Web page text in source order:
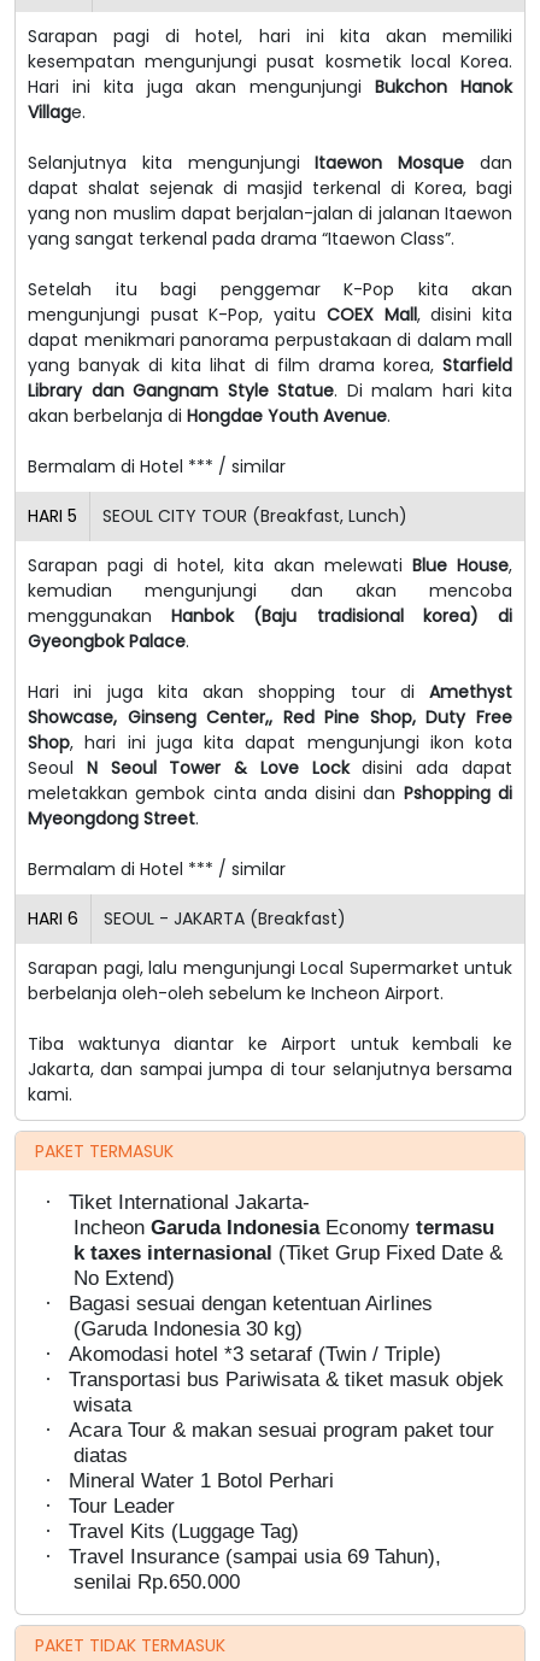
Sarapan pagi di hotel, hari ini kita akan memiliki
kesempatan mengunjungi pusat kosmetik local Korea.
Hari ini kita juga akan mengunjungiBukchon Hanok
Village.
Selanjutnya kita mengunjungiItaewon Mosque dan
dapat shalat sejenak di masjid terkenal di Korea, bagi
yang non muslim dapat berjalan-jalan di jalanan Itaewon
yang sangat terkenal pada drama “Itaewon Class”.
Setelah itu bagi penggemar K-Pop kita akan
mengunjungi pusat K-Pop, yaitu COEX Mall, disini kita
dapat menikmari panorama perpustakaan di dalam mall
yang banyak di kita lihat di film drama korea, Starfield
Library dan Gangnam Style Statue. Di malam hari kita
akan berbelanja di Hongdae Youth Avenue.
Bermalam di Hotel *** / similar
HARI 5 SEOUL CITY TOUR (Breakfast, Lunch)
Sarapan pagi di hotel, kita akan melewati Blue House,
kemudian mengunjungi dan akan mencoba
menggunakanHanbok (Baju tradisional korea) di
Gyeongbok Palace.
Hari ini juga kita akan shopping tour di Amethyst
Showcase, Ginseng Center,, Red Pine Shop, Duty Free
Shop, hari ini juga kita dapat mengunjungi ikon kota
Seoul N Seoul Tower & Love Lockdisini ada dapat
meletakkan gembok cinta anda disini dan Pshopping di
Myeongdong Street.
Bermalam di Hotel *** / similar
HARI 6 SEOUL - JAKARTA (Breakfast)
Sarapan pagi, lalu mengunjungi Local Supermarket untuk
berbelanja oleh-oleh sebelum ke Incheon Airport.
Tiba waktunya diantar ke Airport untuk kembali ke
Jakarta, dan sampai jumpa di tour selanjutnya bersama
kami.
PAKET TERMASUK
·
Tiket International Jakarta-
IncheonGaruda IndonesiaEconomytermasu
k taxes internasional (Tiket Grup Fixed Date &
No Extend)
·
Bagasi sesuai dengan ketentuan Airlines
(Garuda Indonesia 30 kg)
·
Akomodasi hotel *3 setaraf (Twin / Triple)
·
Transportasi bus Pariwisata & tiket masuk objek
wisata
·
Acara Tour & makan sesuai program paket tour
diatas
·
Mineral Water 1 Botol Perhari
·
Tour Leader
·
Travel Kits (Luggage Tag)
·
Travel Insurance (sampai usia 69 Tahun),
senilai Rp.650.000
PAKET TIDAK TERMASUK